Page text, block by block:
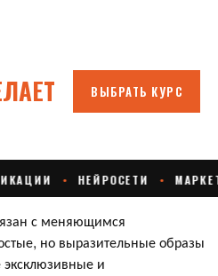
с меняющимся
но выразительные образы
и